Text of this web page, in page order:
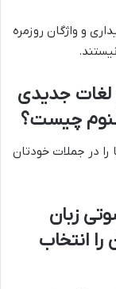
و واژگان روزمره
لغات جدیدی
چیست؟
در جملات خودتان
زبان
انتخاب